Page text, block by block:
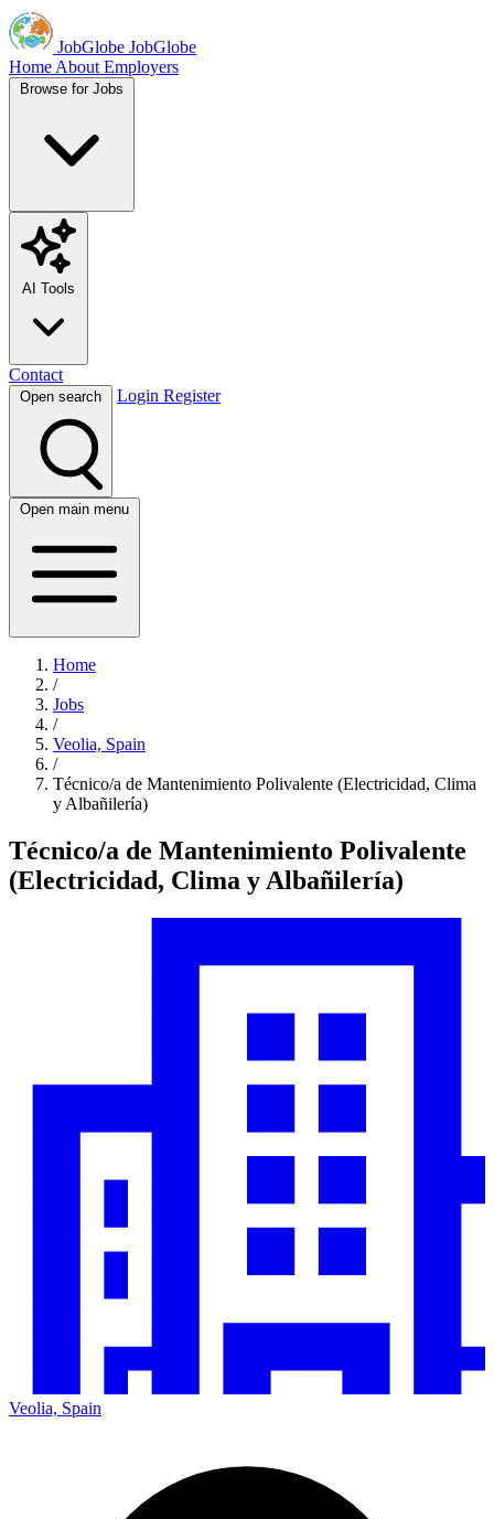
JobGlobe JobGlobe
Home About Employers
Browse for Jobs
AI Tools
Contact
Open search Login Register
Open main menu
Home
/
Jobs
/
Veolia, Spain
/
Técnico/a de Mantenimiento Polivalente (Electricidad, Clima
y Albañilería)
Técnico/a de Mantenimiento Polivalente
(Electricidad, Clima y Albañilería)
Veolia, Spain